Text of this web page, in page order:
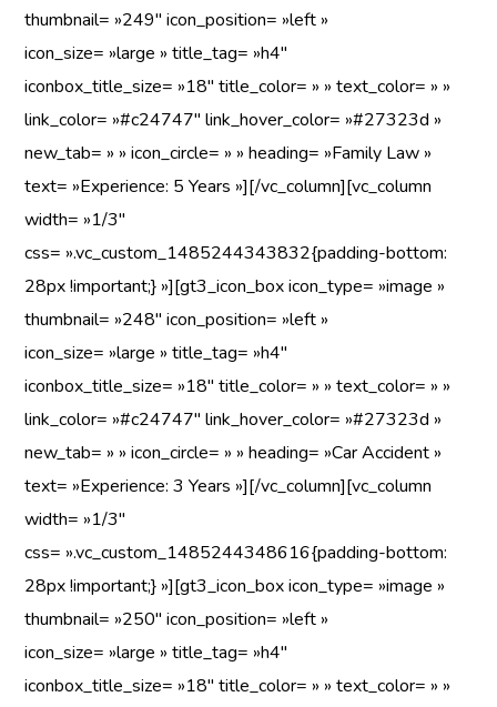
thumbnail= »249″ icon_position= »left »
icon_size= »large » title_tag= »h4″
iconbox_title_size= »18″ title_color= » » text_color= » »
link_color= »#c24747″ link_hover_color= »#27323d »
new_tab= » » icon_circle= » » heading= »Family Law »
text= »Experience: 5 Years »][/vc_column][vc_column
width= »1/3″
css= ».vc_custom_1485244343832{padding-bottom:
28px !important;} »][gt3_icon_box icon_type= »image »
thumbnail= »248″ icon_position= »left »
icon_size= »large » title_tag= »h4″
iconbox_title_size= »18″ title_color= » » text_color= » »
link_color= »#c24747″ link_hover_color= »#27323d »
new_tab= » » icon_circle= » » heading= »Car Accident »
text= »Experience: 3 Years »][/vc_column][vc_column
width= »1/3″
css= ».vc_custom_1485244348616{padding-bottom:
28px !important;} »][gt3_icon_box icon_type= »image »
thumbnail= »250″ icon_position= »left »
icon_size= »large » title_tag= »h4″
iconbox_title_size= »18″ title_color= » » text_color= » »